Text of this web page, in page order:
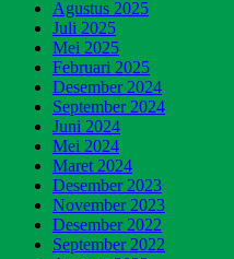
Agustus 2025
Juli 2025
Mei 2025
Februari 2025
Desember 2024
September 2024
Juni 2024
Mei 2024
Maret 2024
Desember 2023
November 2023
Desember 2022
September 2022